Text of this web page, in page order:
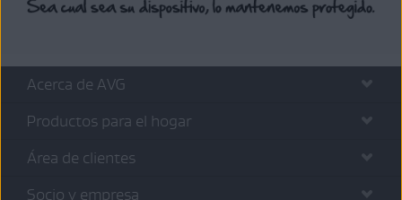
Acerca de AVG
Productos para el hogar
Área de clientes
Socio y empresa